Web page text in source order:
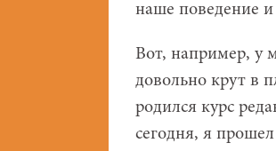
наше поведение
Вот, например, у
довольно крут в
родился курс
сегодня, я